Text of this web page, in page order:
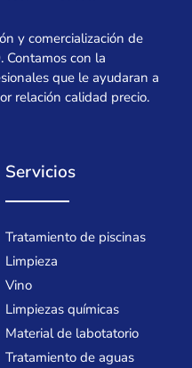
y comercialización de
Contamos con la
que le ayudaran a
relación calidad precio.
Servicios
Tratamiento de piscinas
Limpieza
Vino
Limpiezas químicas
Material de labotatorio
Tratamiento de aguas